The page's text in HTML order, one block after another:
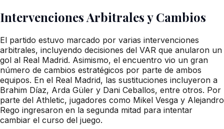
Intervenciones Arbitrales y Cambios
El partido estuvo marcado por varias intervenciones
arbitrales, incluyendo decisiones del VAR que anularon un
gol al Real Madrid. Asimismo, el encuentro vio un gran
número de cambios estratégicos por parte de ambos
equipos. En el Real Madrid, las sustituciones incluyeron a
Brahim Díaz, Arda Güler y Dani Ceballos, entre otros. Por
parte del Athletic, jugadores como Mikel Vesga y Alejandro
Rego ingresaron en la segunda mitad para intentar
cambiar el curso del juego.